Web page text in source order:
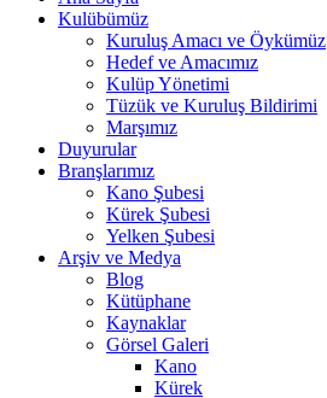
Kulübümüz
Kuruluş Amacı ve Öykümüz
Hedef ve Amacımız
Kulüp Yönetimi
Tüzük ve Kuruluş Bildirimi
Marşımız
Duyurular
Branşlarımız
Kano Şubesi
Kürek Şubesi
Yelken Şubesi
Arşiv ve Medya
Blog
Kütüphane
Kaynaklar
Görsel Galeri
Kano
Kürek